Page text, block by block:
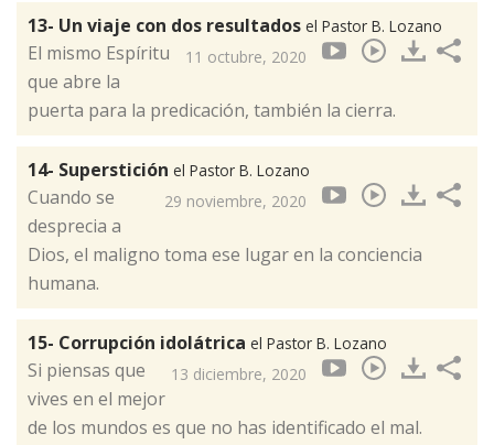
13- Un viaje con dos resultados el Pastor B. Lozano
11 octubre, 2020
El mismo Espíritu
que abre la
puerta para la predicación, también la cierra.
14- Superstición el Pastor B. Lozano
29 noviembre, 2020
Cuando se
desprecia a
Dios, el maligno toma ese lugar en la conciencia
humana.
15- Corrupción idolátrica el Pastor B. Lozano
13 diciembre, 2020
Si piensas que
vives en el mejor
de los mundos es que no has identificado el mal.